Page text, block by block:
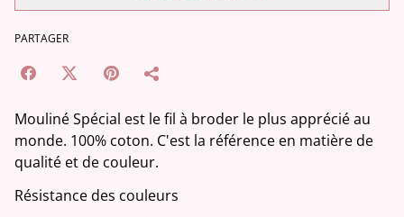
PARTAGER
Mouliné Spécial est le fil à broder le plus apprécié au
monde. 100% coton. C'est la référence en matière de
qualité et de couleur.
Résistance des couleurs